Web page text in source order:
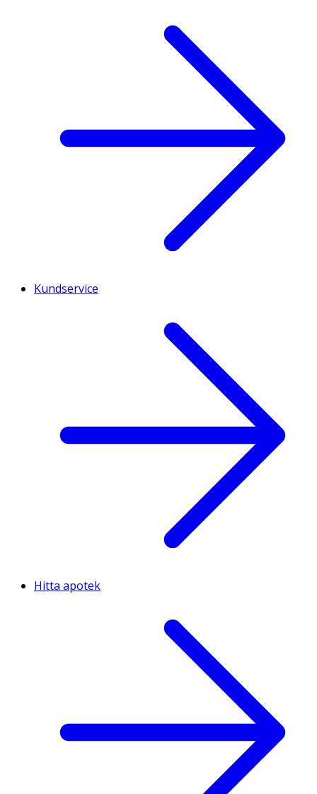
Kundservice
Hitta apotek